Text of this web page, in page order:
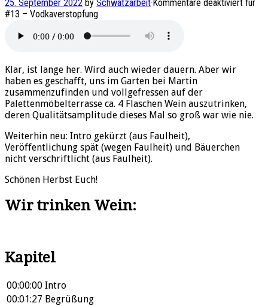
25. September 2022 by Schwatzarbeit· Kommentare deaktiviert für
#13 – Vodkaverstopfung
Klar, ist lange her. Wird auch wieder dauern. Aber wir
haben es geschafft, uns im Garten bei Martin
zusammenzufinden und vollgefressen auf der
Palettenmöbelterrasse ca. 4 Flaschen Wein auszutrinken,
deren Qualitätsamplitude dieses Mal so groß war wie nie.
Weiterhin neu: Intro gekürzt (aus Faulheit),
Veröffentlichung spät (wegen Faulheit) und Bäuerchen
nicht verschriftlicht (aus Faulheit).
Schönen Herbst Euch!
Wir trinken Wein:
Kapitel
00:00:00 Intro
00:01:27 Begrüßung